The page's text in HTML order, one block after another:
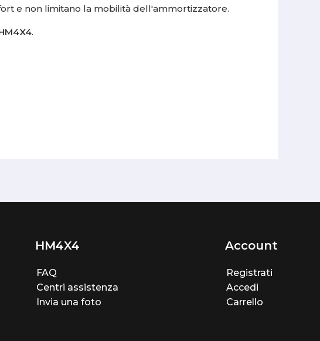
e non limitano la mobilità dell'ammortizzatore.
.
HM4X4
FAQ
Centri assistenza
Invia una foto
Account
Registrati
Accedi
Carrello